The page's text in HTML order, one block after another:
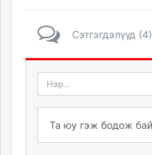
Сэтгэгдэлүүд (4)